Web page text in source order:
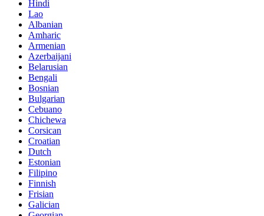
Hindi
Lao
Albanian
Amharic
Armenian
Azerbaijani
Belarusian
Bengali
Bosnian
Bulgarian
Cebuano
Chichewa
Corsican
Croatian
Dutch
Estonian
Filipino
Finnish
Frisian
Galician